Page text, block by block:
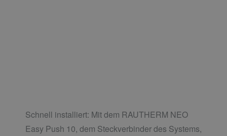
Schnell installiert: Mit dem RAUTHERM NEO
Easy Push 10, dem Steckverbinder des Systems,